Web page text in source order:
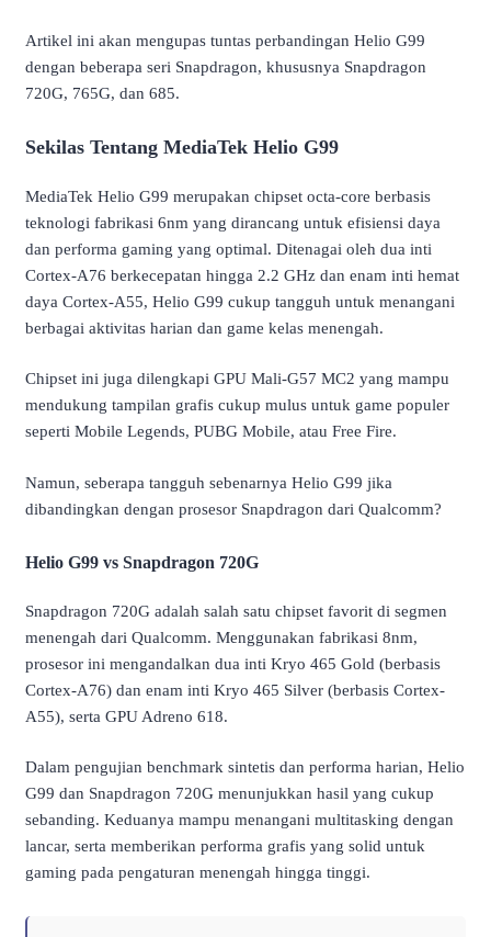
Artikel ini akan mengupas tuntas perbandingan Helio G99
dengan beberapa seri Snapdragon, khususnya Snapdragon
720G, 765G, dan 685.
Sekilas Tentang MediaTek Helio G99
MediaTek Helio G99 merupakan chipset octa-core berbasis
teknologi fabrikasi 6nm yang dirancang untuk efisiensi daya
dan performa gaming yang optimal. Ditenagai oleh dua inti
Cortex-A76 berkecepatan hingga 2.2 GHz dan enam inti hemat
daya Cortex-A55, Helio G99 cukup tangguh untuk menangani
berbagai aktivitas harian dan game kelas menengah.
Chipset ini juga dilengkapi GPU Mali-G57 MC2 yang mampu
mendukung tampilan grafis cukup mulus untuk game populer
seperti Mobile Legends, PUBG Mobile, atau Free Fire.
Namun, seberapa tangguh sebenarnya Helio G99 jika
dibandingkan dengan prosesor Snapdragon dari Qualcomm?
Helio G99 vs Snapdragon 720G
Snapdragon 720G adalah salah satu chipset favorit di segmen
menengah dari Qualcomm. Menggunakan fabrikasi 8nm,
prosesor ini mengandalkan dua inti Kryo 465 Gold (berbasis
Cortex-A76) dan enam inti Kryo 465 Silver (berbasis Cortex-
A55), serta GPU Adreno 618.
Dalam pengujian benchmark sintetis dan performa harian, Helio
G99 dan Snapdragon 720G menunjukkan hasil yang cukup
sebanding. Keduanya mampu menangani multitasking dengan
lancar, serta memberikan performa grafis yang solid untuk
gaming pada pengaturan menengah hingga tinggi.